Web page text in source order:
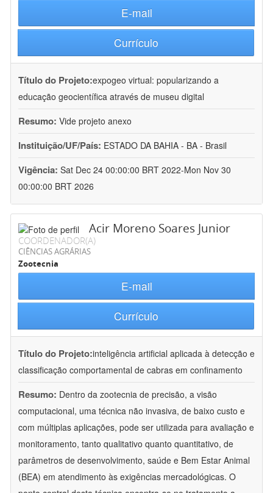
E-mail
Currículo
Título do Projeto:expogeo virtual: popularizando a
educação geocientífica através de museu digital
Resumo: Vide projeto anexo
Instituição/UF/País: ESTADO DA BAHIA - BA - Brasil
Vigência: Sat Dec 24 00:00:00 BRT 2022-Mon Nov 30
00:00:00 BRT 2026
Acir Moreno Soares Junior
COORDENADOR(A)
CIÊNCIAS AGRÁRIAS
Zootecnia
E-mail
Currículo
Título do Projeto:inteligência artificial aplicada à detecção e
classificação comportamental de cabras em confinamento
Resumo: Dentro da zootecnia de precisão, a visão
computacional, uma técnica não invasiva, de baixo custo e
com múltiplas aplicações, pode ser utilizada para avaliação e
monitoramento, tanto qualitativo quanto quantitativo, de
parâmetros de desenvolvimento, saúde e Bem Estar Animal
(BEA) em atendimento às exigências mercadológicas. O